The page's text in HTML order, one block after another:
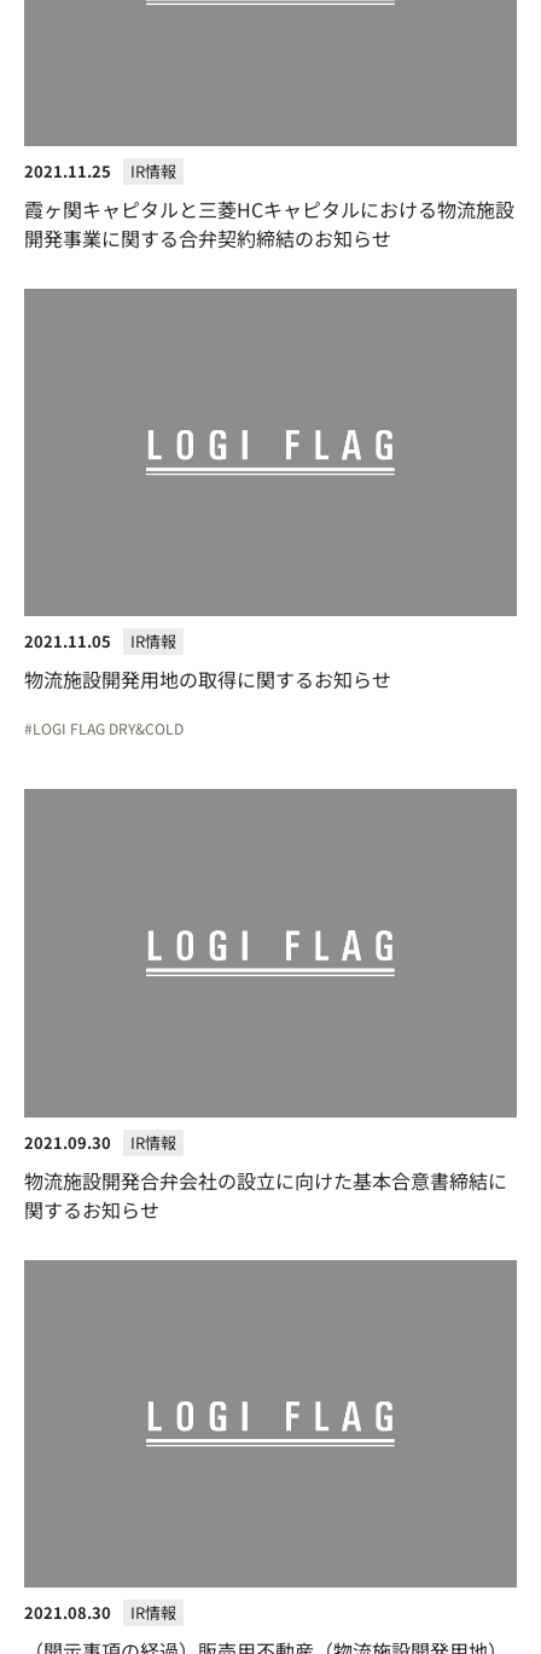
2021.11.25 IR情報
霞ヶ関キャピタルと三菱HCキャピタルにおける物流施設
開発事業に関する合弁契約締結のお知らせ
2021.11.05 IR情報
物流施設開発用地の取得に関するお知らせ
LOGI FLAG DRY&COLD
2021.09.30 IR情報
物流施設開発合弁会社の設立に向けた基本合意書締結に
関するお知らせ
2021.08.30 IR情報